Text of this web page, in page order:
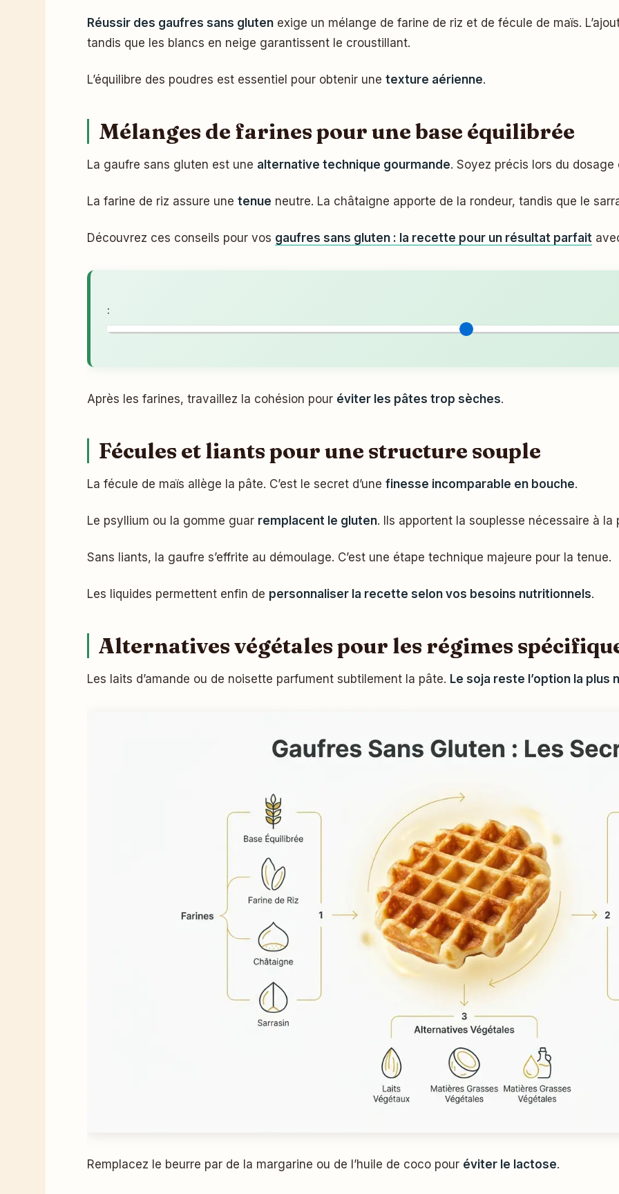
Réussir des gaufres sans gluten exige un mélange de farine de riz et de fécule de maïs.
tandis que les blancs en neige garantissent le croustillant.
L’équilibre des poudres est essentiel pour obtenir une texture aérienne.
Mélanges de farines pour une base équilibrée
La gaufre sans gluten est une alternative technique gourmande. Soyez précis lors du
La farine de riz assure une tenue neutre. La châtaigne apporte de la rondeur, tandis que le
Découvrez ces conseils pour vos gaufres sans gluten : la recette pour un résultat parfait
:
Après les farines, travaillez la cohésion pour éviter les pâtes trop sèches.
Fécules et liants pour une structure souple
La fécule de maïs allège la pâte. C’est le secret d’une finesse incomparable en bouche.
Le psyllium ou la gomme guar remplacent le gluten. Ils apportent la souplesse nécessaire à la
Sans liants, la gaufre s’effrite au démoulage. C’est une étape technique majeure pour la tenue.
Les liquides permettent enfin de personnaliser la recette selon vos besoins nutritionnels.
Alternatives végétales pour les régimes
Les laits d’amande ou de noisette parfument subtilement la pâte. Le soja reste l’option la plus
Remplacez le beurre par de la margarine ou de l’huile de coco pour éviter le lactose.